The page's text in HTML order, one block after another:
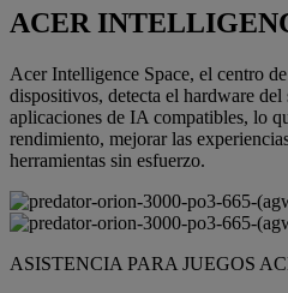
ACER
Acer Intelligence Space, el centro
dispositivos, detecta el hardware del
aplicaciones de IA compatibles, lo
rendimiento, mejorar las
herramientas sin esfuerzo.
ASISTENCIA PARA JUEGOS